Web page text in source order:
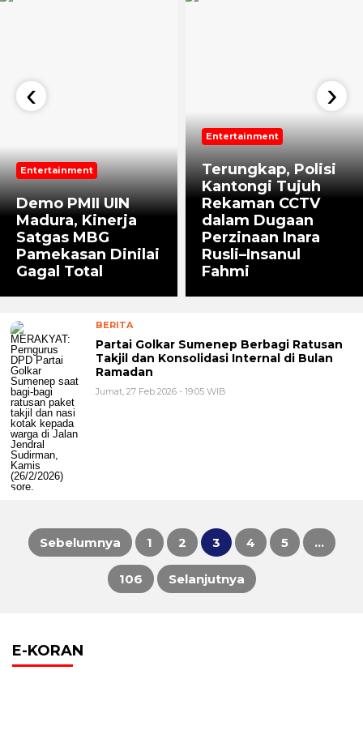
Entertainment
Demo PMII UIN
Madura, Kinerja
Satgas MBG
Pamekasan Dinilai
Gagal Total
Entertainment
Terungkap, Polisi
Kantongi Tujuh
Rekaman CCTV
dalam Dugaan
Perzinaan Inara
Rusli–Insanul
Fahmi
‹ ›
BERITA
Partai Golkar Sumenep Berbagi Ratusan
Takjil dan Konsolidasi Internal di Bulan
Ramadan
Jumat, 27 Feb 2026 - 19:05 WIB
Paginasi
Sebelumnya 1 2 3 4 5 …
106 Selanjutnya
E-KORAN